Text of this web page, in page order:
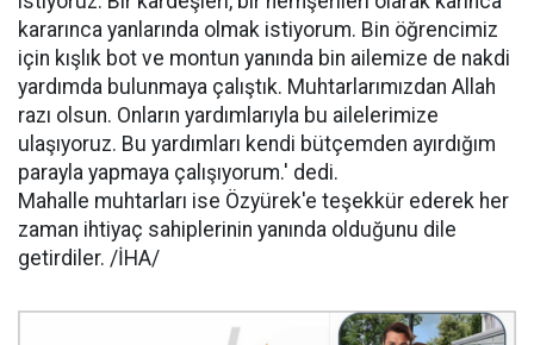
kararınca yanlarında olmak istiyorum. Bin öğrencimiz
için kışlık bot ve montun yanında bin ailemize de nakdi
yardımda bulunmaya çalıştık. Muhtarlarımızdan Allah
razı olsun. Onların yardımlarıyla bu ailelerimize
ulaşıyoruz. Bu yardımları kendi bütçemden ayırdığım
parayla yapmaya çalışıyorum.' dedi.
Mahalle muhtarları ise Özyürek'e teşekkür ederek her
zaman ihtiyaç sahiplerinin yanında olduğunu dile
getirdiler. /İHA/